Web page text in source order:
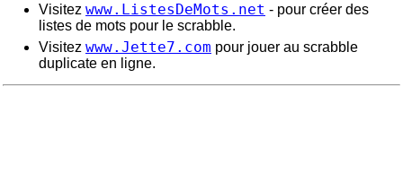
Visitez www.ListesDeMots.net - pour créer des
listes de mots pour le scrabble.
Visitez www.Jette7.com pour jouer au scrabble
duplicate en ligne.